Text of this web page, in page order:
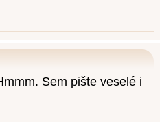
Sem pište veselé i